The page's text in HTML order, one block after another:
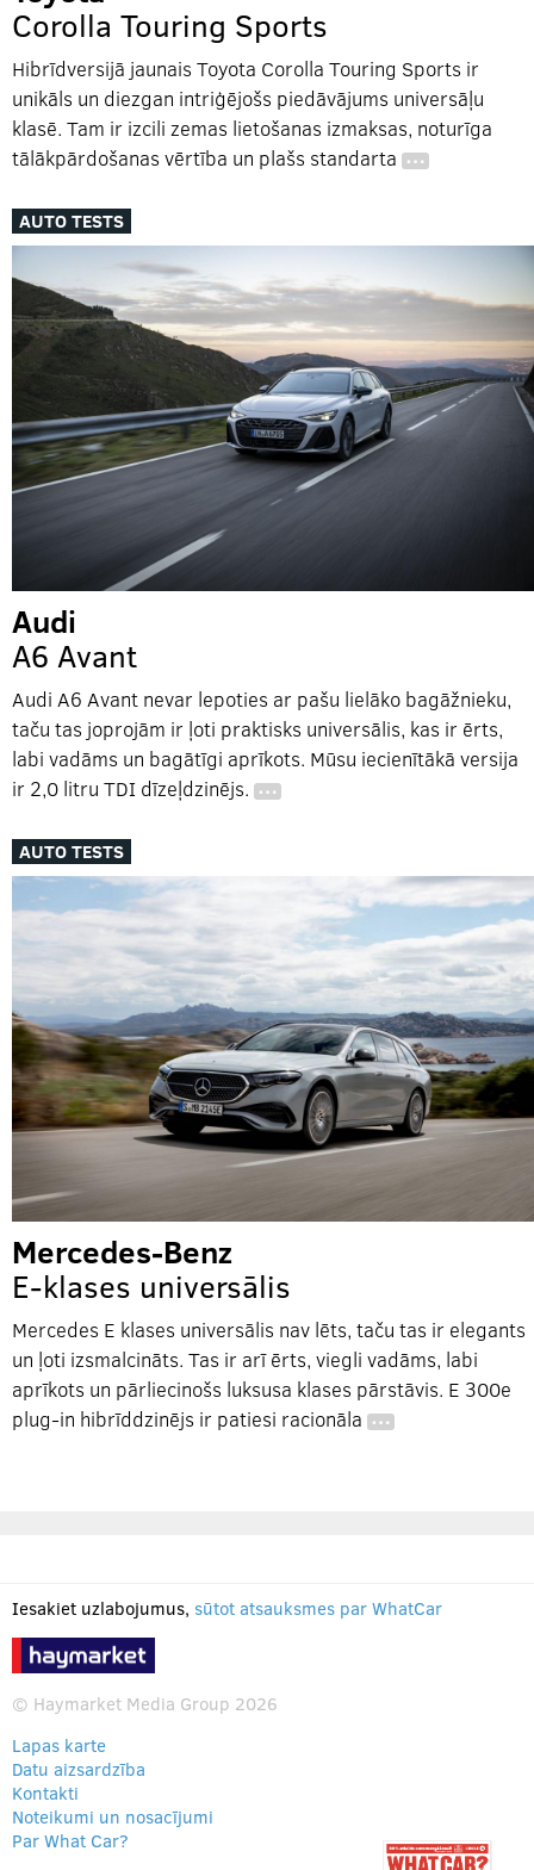
Corolla Touring Sports
Hibrīdversijā jaunais Toyota Corolla Touring Sports ir
unikāls un diezgan intriģējošs piedāvājums universāļu
klasē. Tam ir izcili zemas lietošanas izmaksas, noturīga
tālākpārdošanas vērtība un plašs standarta …
AUTO TESTS
Audi
A6 Avant
Audi A6 Avant nevar lepoties ar pašu lielāko bagāžnieku,
taču tas joprojām ir ļoti praktisks universālis, kas ir ērts,
labi vadāms un bagātīgi aprīkots. Mūsu iecienītākā versija
ir 2,0 litru TDI dīzeļdzinējs. …
AUTO TESTS
Mercedes-Benz
E-klases universālis
Mercedes E klases universālis nav lēts, taču tas ir elegants
un ļoti izsmalcināts. Tas ir arī ērts, viegli vadāms, labi
aprīkots un pārliecinošs luksusa klases pārstāvis. E 300e
plug-in hibrīddzinējs ir patiesi racionāla …
Iesakiet uzlabojumus, sūtot atsauksmes par WhatCar
© Haymarket Media Group 2026
Lapas karte
Datu aizsardzība
Kontakti
Noteikumi un nosacījumi
Par What Car?